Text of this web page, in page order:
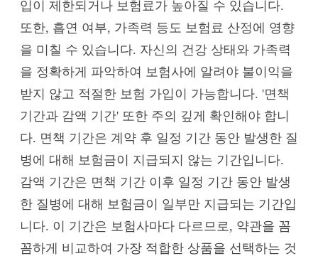
입이 제한되거나 보험료가 높아질 수 있습니다.
또한, 흡연 여부, 가족력 등도 보험료 산정에 영향
을 미칠 수 있습니다. 자신의 건강 상태와 가족력
을 정확하게 파악하여 보험사에 알려야 불이익을
받지 않고 적절한 보험 가입이 가능합니다. '면책
기간과 감액 기간' 또한 주의 깊게 확인해야 합니
다. 면책 기간은 계약 후 일정 기간 동안 발생한 질
병에 대해 보험금이 지급되지 않는 기간입니다.
감액 기간은 면책 기간 이후 일정 기간 동안 발생
한 질병에 대해 보험금이 일부만 지급되는 기간입
니다. 이 기간은 보험사마다 다르므로, 약관을 꼼
꼼하게 비교하여 가장 적합한 상품을 선택하는 것